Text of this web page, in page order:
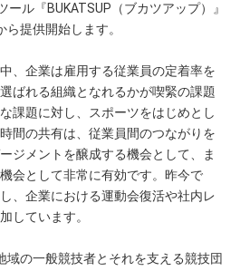
ール『BUKATSUP（ブカツアップ）』
提供開始します。
、企業は雇用する従業員の定着率を
ばれる組織となれるかが喫緊の課題
課題に対し、スポーツをはじめとし
間の共有は、従業員間のつながりを
ジメントを醸成する機会として、ま
会として非常に有効です。昨今で
、企業における運動会復活や社内レ
しています。
域の一般競技者とそれを支える競技団